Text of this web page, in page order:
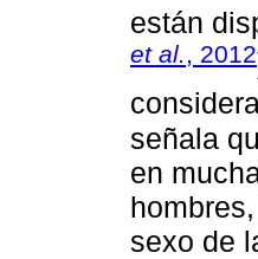
están
et al., 2012
señala
en
sexo de